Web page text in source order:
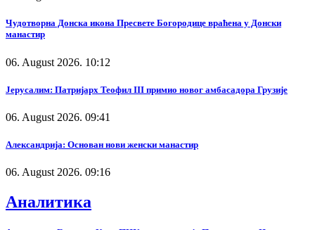
Чудотворна Донска икона Пресвете Богородице враћена у Донски
манастир
06. August 2026. 10:12
Јерусалим: Патријарх Теофил III примио новог амбасадора Грузије
06. August 2026. 09:41
Александрија: Основан нови женски манастир
06. August 2026. 09:16
Аналитика